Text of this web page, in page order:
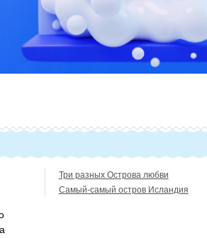
Три разных Острова любви
Самый-самый остров Исландия